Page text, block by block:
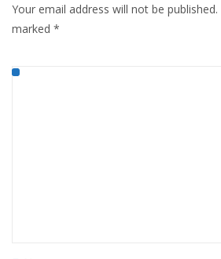
Your email address will not be published.
marked *